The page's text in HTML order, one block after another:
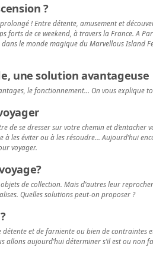
?
! Entre détente, amusement et
forts de ce weekend, à travers la France. A
le monde magique du Marvellous Island
une solution avantageuse
le fonctionnement… On vous explique
de se dresser sur votre chemin et d’entacher
à les éviter ou à les résoudre… Aujourd’hui
voyager.
de collection. Mais d’autres leur
Quelles solutions peut-on proposer ?
détente et de farniente ou bien de contraintes
allons aujourd’hui déterminer s’il est ou non